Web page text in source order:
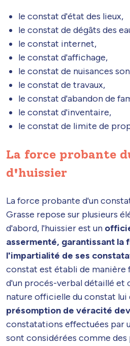
le constat d'état des lieux,
le constat de dégâts des
le constat internet,
le constat d'affichage,
le constat de nuisances
le constat de travaux,
le constat d'abandon de
le constat d'inventaire,
le constat de limite de
La force probante
d'huissier
La force probante d'un
Grasse repose sur plusieurs
d'abord, l'huissier est un
assermenté, garantissant la
l'impartialité de ses
constat est établi de manière
d'un procés-verbal détaillé et
nature officielle du constat lui
présomption de véracité
constatations effectuées par
sont considérées comme des